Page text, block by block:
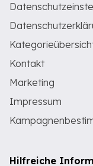
Kontakt
Marketing
Impressum
Hilfreiche